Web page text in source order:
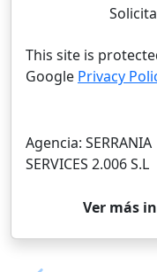
This site is
Google Privacy
Agencia: SERRANIA
SERVICES 2.006 S.L
Ver más